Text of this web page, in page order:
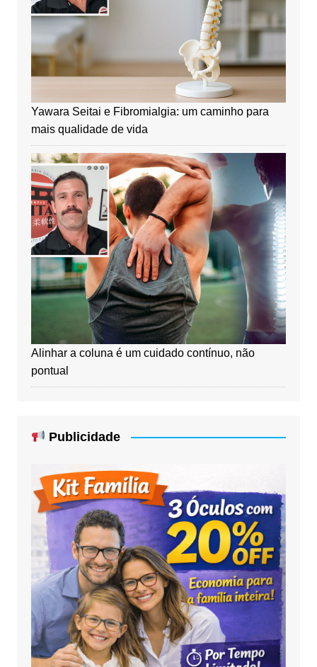
Yawara Seitai e Fibromialgia: um caminho para
mais qualidade de vida
Alinhar a coluna é um cuidado contínuo, não
pontual
Publicidade